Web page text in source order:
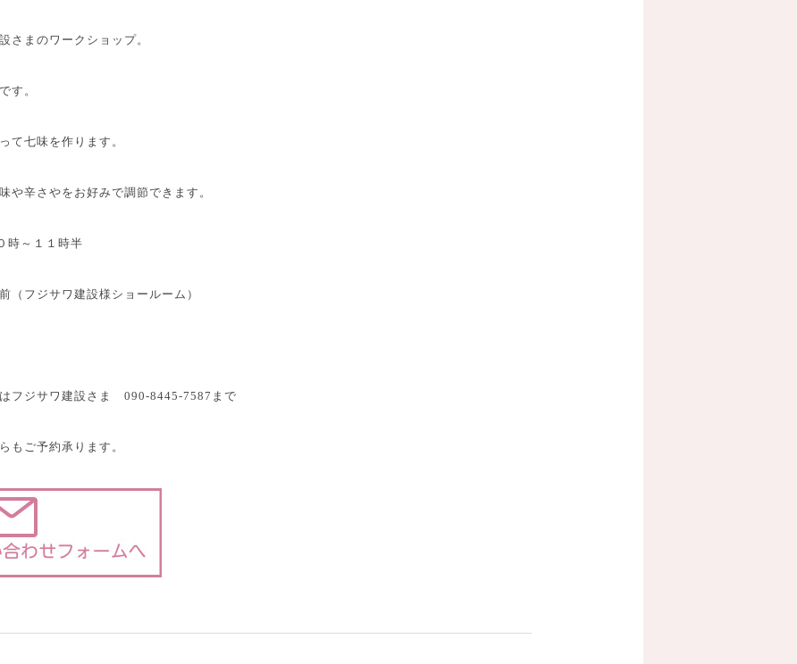
さまのワークショップ。
す。
て七味を作ります。
や辛さやをお好みで調節できます。
時～１１時半
（フジサワ建設様ショールーム）
フジサワ建設さま 090-8445-7587まで
もご予約承ります。